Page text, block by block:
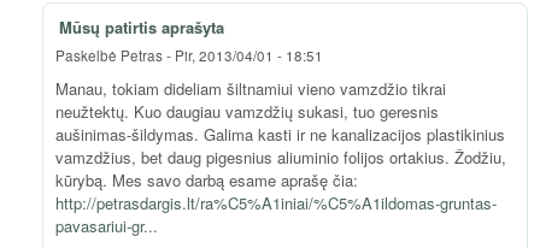
Mūsų patirtis aprašyta
Paskelbė Petras- Pir, 2013/04/01 - 18:51
Manau, tokiam dideliam šiltnamiui vieno vamzdžio tikrai
neužtektų. Kuo daugiau vamzdžių sukasi, tuo geresnis
aušinimas-šildymas. Galima kasti ir ne kanalizacijos plastikinius
vamzdžius, bet daug pigesnius aliuminio folijos ortakius. Žodžiu,
kūrybą. Mes savo darbą esame aprašę čia:
http://petrasdargis.lt/ra%C5%A1iniai/%C5%A1ildomas-gruntas-
pavasariui-gr...